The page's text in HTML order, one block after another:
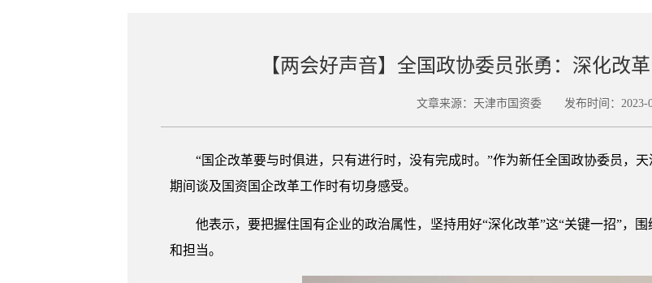
【两会好声音】全国政协委员张勇：深化改
文章来源：天津市国资委 发布时间：2023-
“国企改革要与时俱进，只有进行时，没有完成时。”作为新任全国政协委员，天
期间谈及国资国企改革工作时有切身感受。
他表示，要把握住国有企业的政治属性，坚持用好“深化改革”这“关键一招”，围
和担当。